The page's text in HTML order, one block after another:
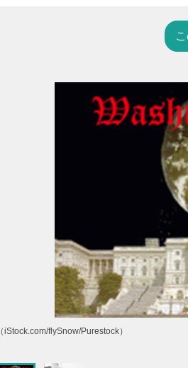
（iStock.com/flySnow/Purestock）